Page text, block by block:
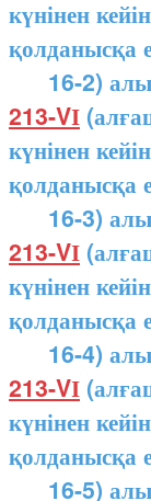
күнінен
қолданысқа
16-2)
213-VІ
күнінен
қолданысқа
16-3)
213-VІ
күнінен
қолданысқа
16-4)
213-VІ
күнінен
қолданысқа
16-5)